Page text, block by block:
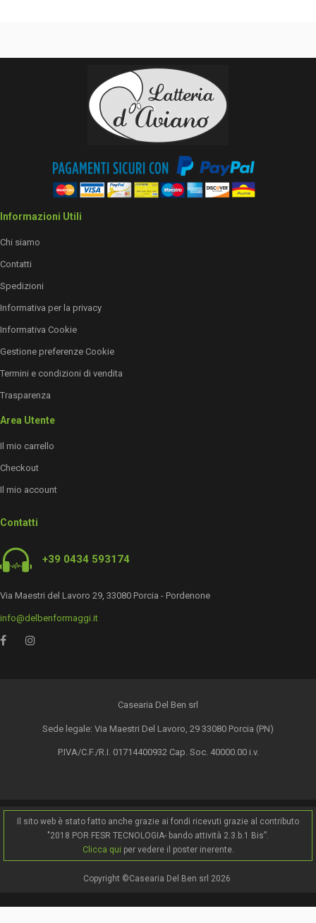
Informazioni Utili
Chi siamo
Contatti
Spedizioni
Informativa per la privacy
Informativa Cookie
Gestione preferenze Cookie
Termini e condizioni di vendita
Trasparenza
Area Utente
Il mio carrello
Checkout
Il mio account
Contatti
+39 0434 593174
Via Maestri del Lavoro 29, 33080 Porcia - Pordenone
info@delbenformaggi.it
Casearia Del Ben srl
Sede legale: Via Maestri Del Lavoro, 29 33080 Porcia (PN)
P.IVA/C.F./R.I. 01714400932 Cap. Soc. 40000.00 i.v.
Il sito web è stato fatto anche grazie ai fondi ricevuti grazie al contributo
"2018 POR FESR TECNOLOGIA- bando attività 2.3.b.1 Bis”.
Clicca qui per vedere il poster inerente.
Copyright ©Casearia Del Ben srl 2026